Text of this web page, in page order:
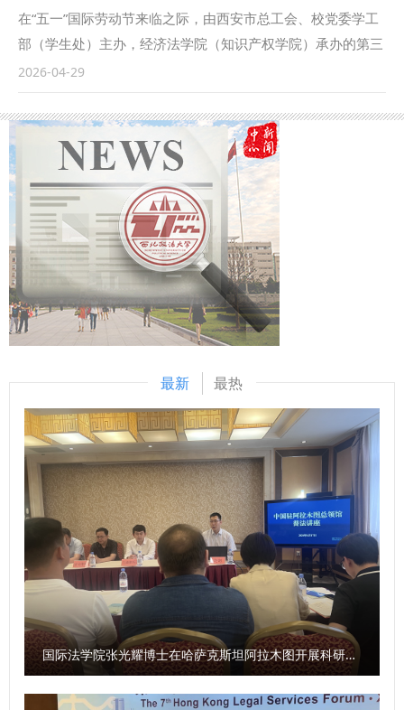
科研工作提质增效。他强调，要强化有组织科研，完善科研评
价体系，提升科研成果质量，以更高标准、更实作风推动学校
2026年度科研任务指标分配方案和科研项目经费配套与奖励
政策。受表彰代表围绕学科建设、科研创新、团队培育、成果
转化等方面交流经验做法。 各教学科研单位、科研机构主要
负责人及科研处负责人参加会议。 （供稿：科研处 撰稿：吕
叔阳 审核：倪楠）
犯罪后付出的沉重代价，敲响了党员廉洁自律的警钟，进一步
筑牢师生党员的思想堡垒。大家纷纷表示，将以此次活动为契
机，进一步加强纪律意识和规矩意识，严守纪律红线、筑牢思
想防线，做到防微杜渐、警钟长鸣。 活动结束后，双方就进
一步加强党建引领，深化党支部建设工作交流经验，持续深化
党建与业务深度融合，以务实担当践行初心使命，进一步推动
资源互通、经验互鉴，共同为学校高质量发展贡献力量。
（供稿单位：外国语学院、国际法学院 撰稿：崔玮 审核：李
立、陈梦琦）
在“五一”国际劳动节来临之际，由西安市总工会、校党委学工
部（学生处）主办，经济法学院（知识产权学院）承办的第三
期“劳模工匠进校园”活动温情启幕。本次活动特邀全国先进工
作者、全国一级英雄模范、消防救援尖兵江永木同志走进校
园，为全校师生带来一堂有深度、有温度、有力量的沉浸
式“大思政课”。校党委副书记郭武军、西安市总工会二级调研
员张媛出席本次活动，经济法学院（知识产权学院）党委书记
李永宁主持活动。 郭武军在致辞中表示，劳模精神是时代的
旗帜，是最鲜活的育人教材。将劳模工匠请进校园，就是要让
青年学子近距离感受榜样力量，深刻领会忠诚、担当、奉献、
坚守的时代内涵，把劳模精神转化为成长成才的强大动力，努
力成长为堪当民族复兴重任的时代新人。 活动现场，江永木
同志以《冲锋在最前面，战斗在最险处》为题，结合 29 年消
防救援生涯深情分享。从汶川地震抗震救灾到危化品险情处
置，从幼童坠井生命救援到山洪泥石流抢险，他累计参与救援
7300 余次，从险境中营救群众385 人，用一次次向险而行的
“最美逆行”，诠释了消防指战员赴汤蹈火、竭诚为民的初心使
命。 江永木扎根一线、无惧无畏、爱岗敬业的英雄事迹，让
在场师生深受触动、备受鼓舞，现场不时响起热烈掌声。这堂
特殊的思政课，以真人真事传递精神力量，让劳模精神可感可
学、入脑入心。 （供稿：经济法学院（知识产权学院） 撰
稿：李小斐 审核：李永宁）
2026-04-29
最新 最热
国际法学院张光耀博士在哈萨克斯坦阿拉木图开展科研与社会服务活动